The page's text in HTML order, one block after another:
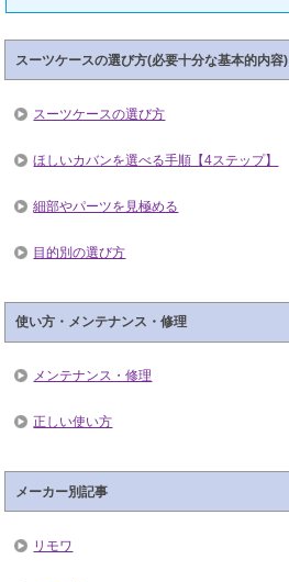
スーツケースの選び方(必要十分な基本的内容)
スーツケースの選び方
ほしいカバンを選べる手順【4ステップ】
細部やパーツを見極める
目的別の選び方
使い方・メンテナンス・修理
メンテナンス・修理
正しい使い方
メーカー別記事
リモワ